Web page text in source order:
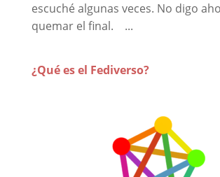
escuché algunas veces. No digo
quemar el final. ...
¿Qué es el Fediverso?